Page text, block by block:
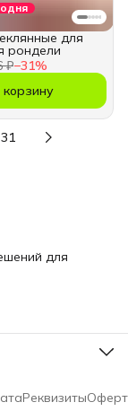
₽−31%
для
рондели
корзину
31
для
Реквизиты